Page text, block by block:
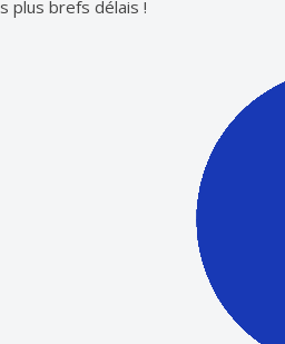
plus brefs délais !